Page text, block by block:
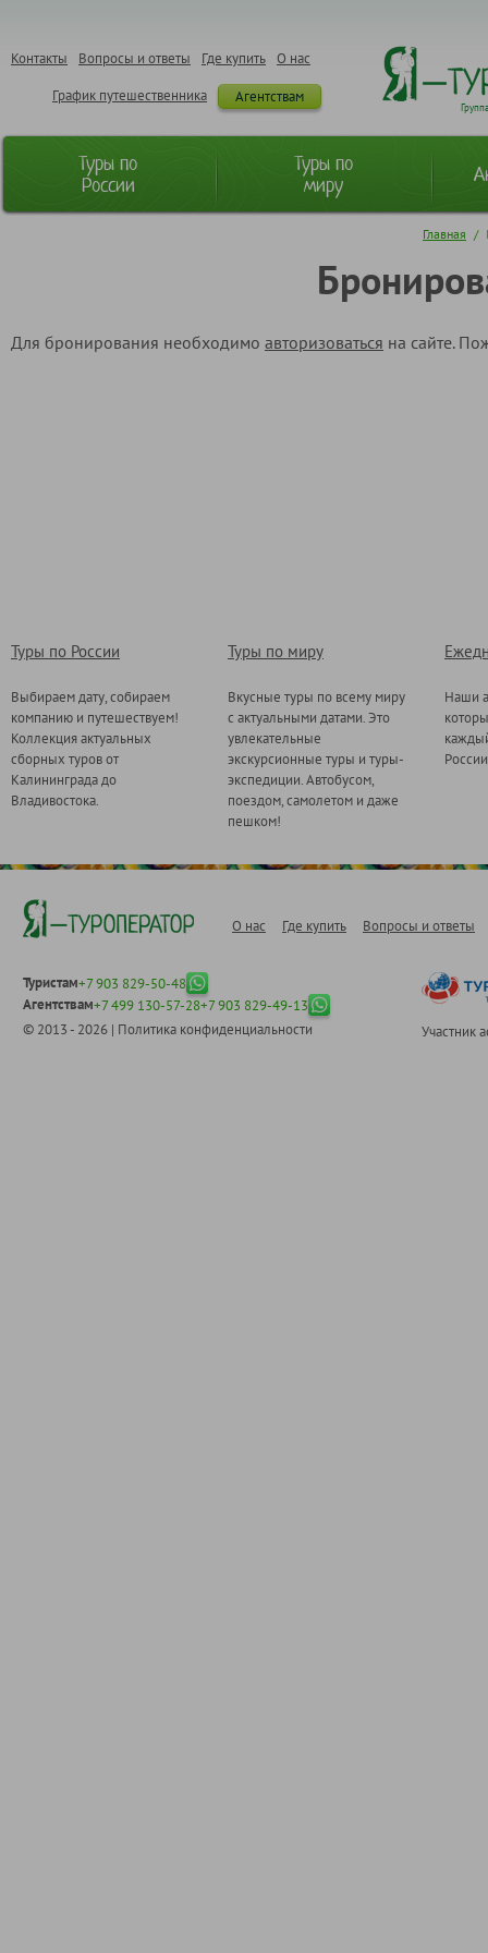
О нас
Где купить
Вопросы и ответы
Контакты
Агентствам
График путешественника
Туры по
России
Туры по
миру
Главная /
Для бронирования необходимо авторизоваться на сайте.
Туры по России
Выбираем дату, собираем
компанию и путешествуем!
Коллекция актуальных
сборных туров от
Калининграда до
Владивостока.
Туры по миру
Вкусные туры по всему миру
с актуальными датами. Это
увлекательные
экскурсионные туры и туры-
экспедиции. Автобусом,
поездом, самолетом и даже
пешком!
Наши
О нас Где купить Вопросы и ответы
Туристам+7 903 829-50-48
Агентствам+7 499 130-57-28+7 903 829-49-13
© 2013 - 2026 | Политика конфиденциальности Участник